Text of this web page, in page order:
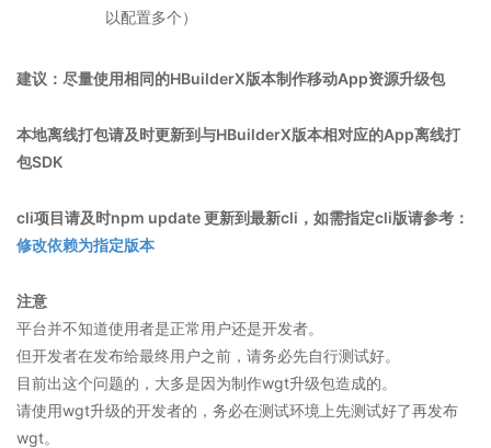
以配置多个）
建议：尽量使用相同的HBuilderX版本制作移动App资源升级包
本地离线打包请及时更新到与HBuilderX版本相对应的App离线打
包SDK
cli项目请及时npm update 更新到最新cli，如需指定cli版请参考：
修改依赖为指定版本
注意
平台并不知道使用者是正常用户还是开发者。
但开发者在发布给最终用户之前，请务必先自行测试好。
目前出这个问题的，大多是因为制作wgt升级包造成的。
请使用wgt升级的开发者的，务必在测试环境上先测试好了再发布
wgt。